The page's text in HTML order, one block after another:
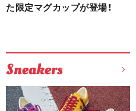
た限定マグカップが登場！
Sneakers